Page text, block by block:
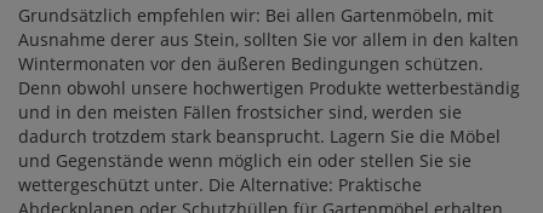
Grundsätzlich empfehlen wir: Bei allen Gartenmöbeln, mit
Ausnahme derer aus Stein, sollten Sie vor allem in den kalten
Wintermonaten vor den äußeren Bedingungen schützen.
Denn obwohl unsere hochwertigen Produkte wetterbeständig
und in den meisten Fällen frostsicher sind, werden sie
dadurch trotzdem stark beansprucht. Lagern Sie die Möbel
und Gegenstände wenn möglich ein oder stellen Sie sie
wettergeschützt unter. Die Alternative: Praktische